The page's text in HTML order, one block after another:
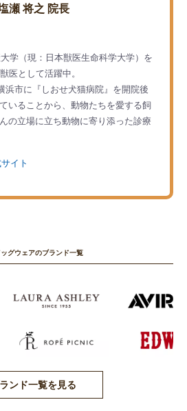
瀬 将之 院長
学（現：日本獣医生命科学大学）を
医として活躍中。
浜市に『しおせ犬猫病院』を開院後
いることから、動物たちを愛する飼
の立場に立ち動物に寄り添った診療
イト
グウェアのブランド一覧
ンド一覧を見る